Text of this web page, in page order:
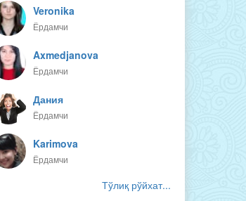
Veronika
Ёрдамчи
Axmedjanova
Ёрдамчи
Дания
Ёрдамчи
Karimova
Ёрдамчи
Тўлиқ рўйхат...